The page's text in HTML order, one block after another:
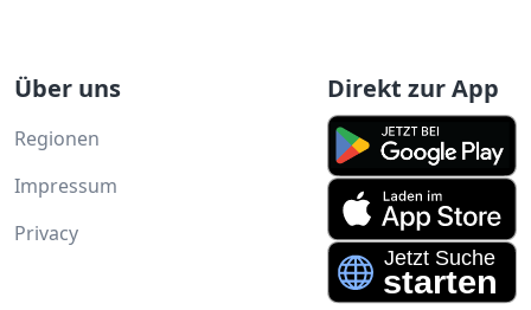
Über uns
Regionen
Impressum
Privacy
Direkt zur App